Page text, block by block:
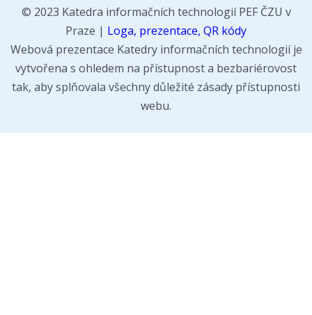
© 2023 Katedra informačních technologií PEF ČZU v
Praze | Loga, prezentace, QR kódy
Webová prezentace Katedry informačních technologií je
vytvořena s ohledem na přístupnost a bezbariérovost
tak, aby splňovala všechny důležité zásady přístupnosti
webu.